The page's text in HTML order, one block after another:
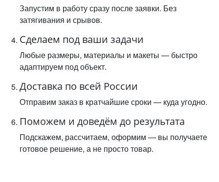
Запустим в работу сразу после заявки. Без
затягивания и срывов.
Сделаем под ваши задачи
Любые размеры, материалы и макеты — быстро
адаптируем под объект.
Доставка по всей России
Отправим заказ в кратчайшие сроки — куда угодно.
Поможем и доведём до результата
Подскажем, рассчитаем, оформим — вы получаете
готовое решение, а не просто товар.